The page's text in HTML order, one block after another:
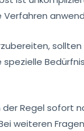
Verfahren
sollten
der Regel sofort
weiteren